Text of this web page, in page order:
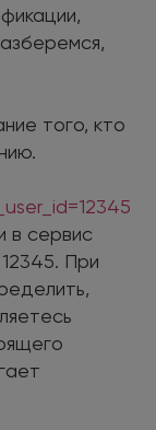
того, кто
в сервис
При